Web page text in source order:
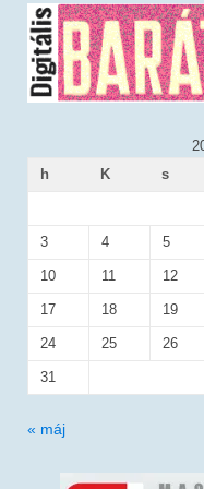
h
K s
3 4 5
10 11 12
17 18 19
24 25 26
31
« máj